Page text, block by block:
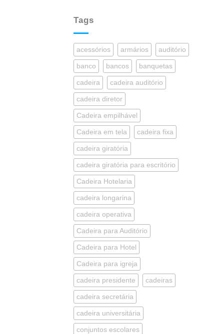
Tags
acessórios armários auditório
banco bancos banquetas
cadeira cadeira auditório
cadeira diretor
Cadeira empilhável
Cadeira em tela cadeira fixa
cadeira giratória
cadeira giratória para escritório
Cadeira Hotelaria
cadeira longarina
cadeira operativa
Cadeira para Auditório
Cadeira para Hotel
Cadeira para igreja
cadeira presidente cadeiras
cadeira secretária
cadeira universitária
conjuntos escolares